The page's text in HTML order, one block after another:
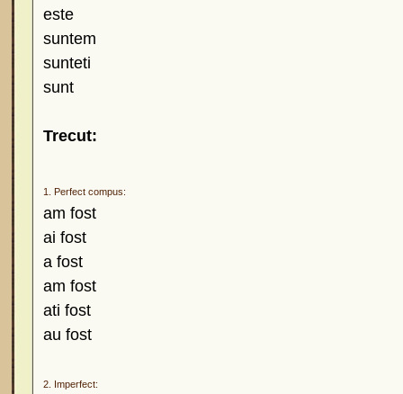
este
suntem
sunteti
sunt
Trecut:
1. Perfect compus:
am fost
ai fost
a fost
am fost
ati fost
au fost
2. Imperfect: